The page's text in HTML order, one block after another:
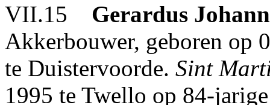
VII.15 Gerardus
Akkerbouwer, geboren op
te Duistervoorde. Sint
1995 te Twello op 84-